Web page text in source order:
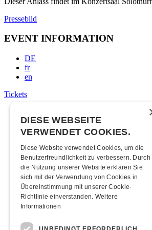
Pressebild
EVENT INFORMATION
DE
fr
en
Tickets
Minimum age
16 years of age (unless accompanied
Moonliner
Moonliner timetable from Kofmehl
DIESE WEBSEITE
VERWENDET COOKIES.
Diese Website verwendet Cookies, um die
Benutzerfreundlichkeit zu verbessern. Durch
die Nutzung unserer Website erklären Sie
sich mit der Verwendung von Cookies in
Übereinstimmung mit unserer Cookie-
Richtlinie einverstanden. Weitere
Informationen